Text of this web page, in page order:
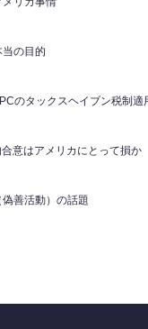
当の目的
のタックスヘイブン税制
意はアメリカにとって損か
善活動）の話題